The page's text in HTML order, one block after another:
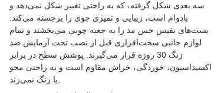
سه بعدی شکل گرفته، که به راحتی تغییر شکل نمی‌دهد و
بادوام است، زیبایی و تمیزی جوی را برجسته می‌کند.
بست‌های نفیس حس مد را به جعبه چوبی می‌بخشند و تمام
لوازم جانبی سخت‌افزاری قبل از نصب تحت آزمایش ضد
زنگ 30 روزه قرار می‌گیرند. پوشش سطح در برابر
اکسیداسیون، خوردگی، خراش مقاوم است و به راحتی محو